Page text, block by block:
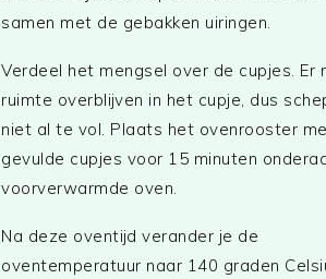
samen met de gebakken uiringen.
Verdeel het mengsel over de cupjes. Er
ruimte overblijven in het cupje, dus
niet al te vol. Plaats het ovenrooster
gevulde cupjes voor 15 minuten
voorverwarmde oven.
Na deze oventijd verander je de
oventemperatuur naar 140 graden